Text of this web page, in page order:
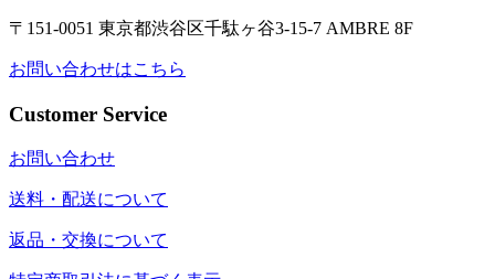
〒151-0051 東京都渋谷区千駄ヶ谷3-15-7 AMBRE 8F
お問い合わせはこちら
Customer Service
お問い合わせ
送料・配送について
返品・交換について